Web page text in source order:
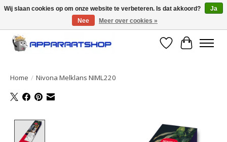
Large selection of products and fast shipping!
Verlanglijst
Home / Nivona Melklans NIML220
Product image slideshow Items
Wij slaan cookies op om onze website te verbeteren. Is dat akkoord?
Ja
Nee
Meer over cookies »